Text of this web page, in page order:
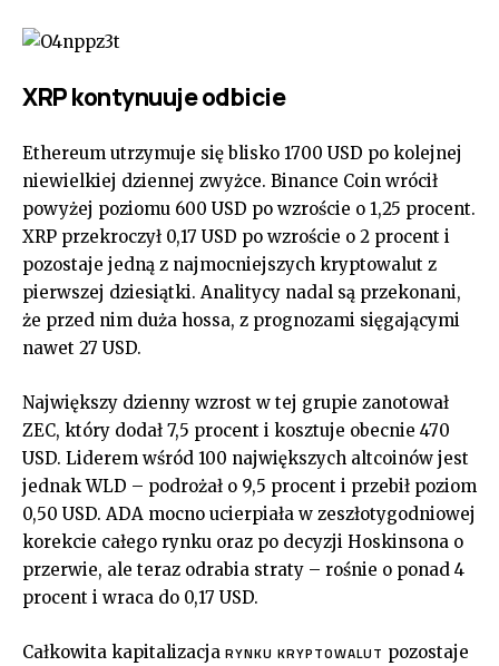
XRP kontynuuje odbicie
Ethereum utrzymuje się blisko 1700 USD po kolejnej
niewielkiej dziennej zwyżce. Binance Coin wrócił
powyżej poziomu 600 USD po wzroście o 1,25 procent.
XRP przekroczył 0,17 USD po wzroście o 2 procent i
pozostaje jedną z najmocniejszych kryptowalut z
pierwszej dziesiątki. Analitycy nadal są przekonani,
że przed nim duża hossa, z prognozami sięgającymi
nawet 27 USD.
Największy dzienny wzrost w tej grupie zanotował
ZEC, który dodał 7,5 procent i kosztuje obecnie 470
USD. Liderem wśród 100 największych altcoinów jest
jednak WLD – podrożał o 9,5 procent i przebił poziom
0,50 USD. ADA mocno ucierpiała w zeszłotygodniowej
korekcie całego rynku oraz po decyzji Hoskinsona o
przerwie, ale teraz odrabia straty – rośnie o ponad 4
procent i wraca do 0,17 USD.
Całkowita kapitalizacja RYNKU KRYPTOWALUT pozostaje